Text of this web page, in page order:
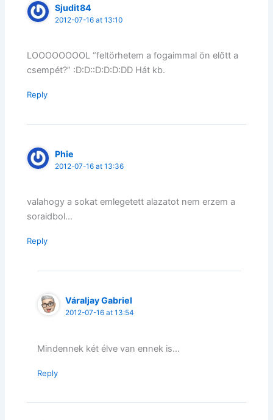
Sjudit84
2012-07-16 at 13:10
LOOOOOOOOL “feltörhetem a fogaimmal ön előtt a
csempét?” :D:D::D:D:D:DD Hát kb.
Reply
Phie
2012-07-16 at 13:36
valahogy a sokat emlegetett alazatot nem erzem a
soraidbol…
Reply
Váraljay Gabriel
2012-07-16 at 13:54
Mindennek két élve van ennek is…
Reply